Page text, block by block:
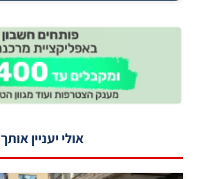
אולי יעניין אותך